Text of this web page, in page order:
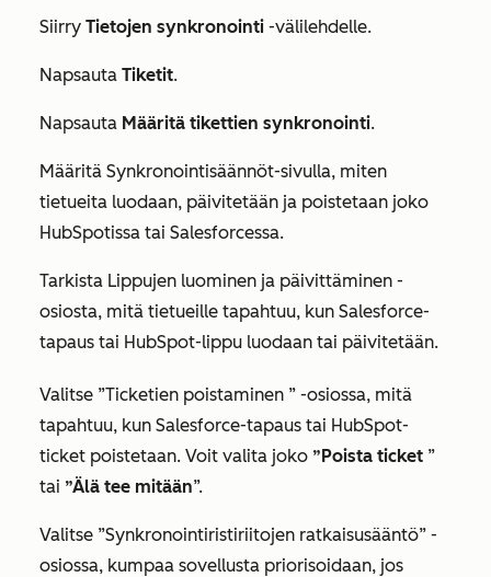
Siirry Tietojen synkronointi -välilehdelle.
Napsauta Tiketit.
Napsauta Määritä tikettien synkronointi.
Määritä Synkronointisäännöt-sivulla, miten
tietueita luodaan, päivitetään ja poistetaan joko
HubSpotissa tai Salesforcessa.
Tarkista Lippujen luominen ja päivittäminen -
osiosta, mitä tietueille tapahtuu, kun Salesforce-
tapaus tai HubSpot-lippu luodaan tai päivitetään.
Valitse ”Ticketien poistaminen ” -osiossa, mitä
tapahtuu, kun Salesforce-tapaus tai HubSpot-
ticket poistetaan. Voit valita joko ”Poista ticket ”
tai ”Älä tee mitään”.
Valitse ”Synkronointiristiriitojen ratkaisusääntö” -
osiossa, kumpaa sovellusta priorisoidaan, jos